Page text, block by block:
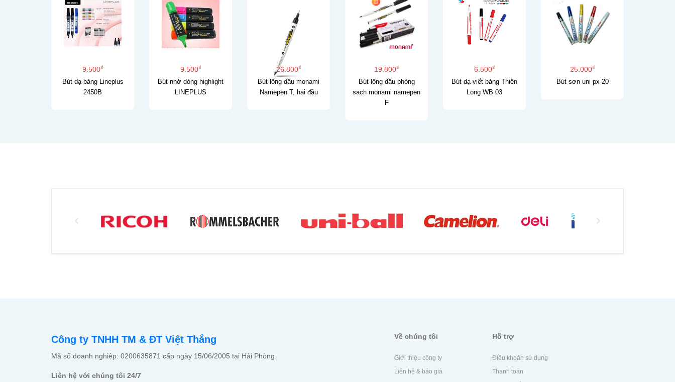
9.500₫
Bút dạ bảng Lineplus
2450B
9.500₫
Bút nhớ dòng highlight
LINEPLUS
26.800₫
Bút lông dầu monami
Namepen T, hai đầu
19.800₫
Bút lông dầu phòng
sạch monami namepen
F
6.500₫
Bút dạ viết bảng Thiên
Long WB 03
25.000₫
Bút sơn uni px-20
Công ty TNHH TM & ĐT Việt Thắng
Mã số doanh nghiệp: 0200635871 cấp ngày 15/06/2005 tại Hải Phòng
Liên hệ với chúng tôi 24/7
Về chúng tôi
Giới thiệu công ty
Liên hệ & báo giá
Hỗ trợ
Điều khoản sử dụng
Thanh toán